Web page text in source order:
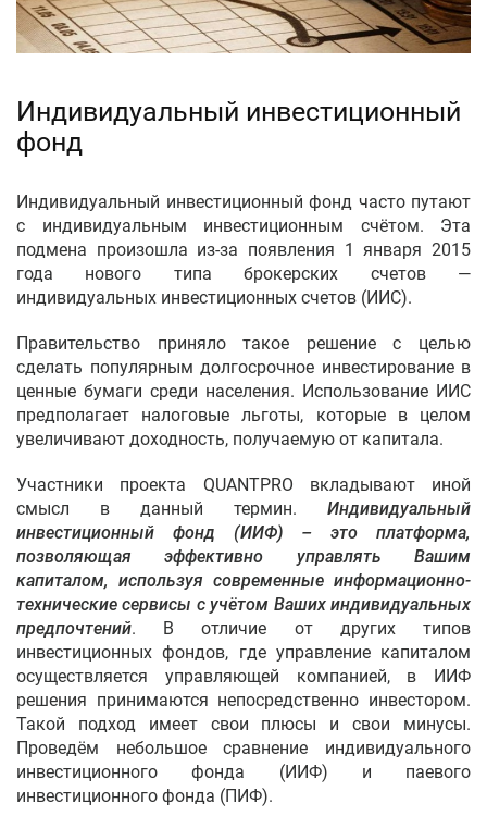
Индивидуальный инвестиционный
фонд
Индивидуальный инвестиционный фонд часто путают
с индивидуальным инвестиционным счётом. Эта
подмена произошла из-за появления 1 января 2015
года нового типа брокерских счетов —
индивидуальных инвестиционных счетов (ИИС).
Правительство приняло такое решение с целью
сделать популярным долгосрочное инвестирование в
ценные бумаги среди населения. Использование ИИС
предполагает налоговые льготы, которые в целом
увеличивают доходность, получаемую от капитала.
Участники проекта QUANTPRO вкладывают иной
смысл в данный термин. Индивидуальный
инвестиционный фонд (ИИФ) – это платформа,
позволяющая эффективно управлять Вашим
капиталом, используя современные информационно-
технические сервисы с учётом Ваших индивидуальных
предпочтений. В отличие от других типов
инвестиционных фондов, где управление капиталом
осуществляется управляющей компанией, в ИИФ
решения принимаются непосредственно инвестором.
Такой подход имеет свои плюсы и свои минусы.
Проведём небольшое сравнение индивидуального
инвестиционного фонда (ИИФ) и паевого
инвестиционного фонда (ПИФ).